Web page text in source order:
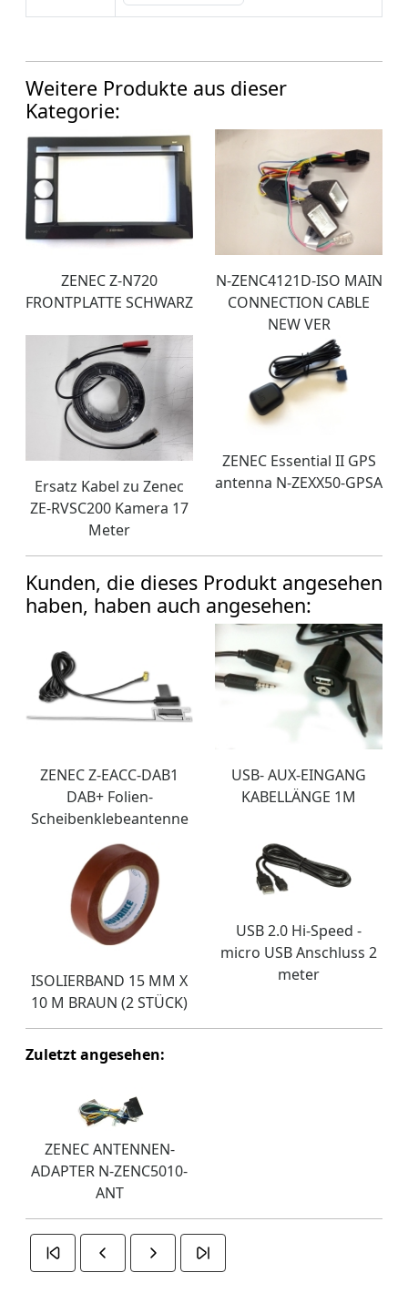
Weitere Produkte aus dieser
Kategorie:
ZENEC Z-N720
FRONTPLATTE SCHWARZ
N-ZENC4121D-ISO MAIN
CONNECTION CABLE
NEW VER
Ersatz Kabel zu Zenec
ZE-RVSC200 Kamera 17
Meter
ZENEC Essential II GPS
antenna N-ZEXX50-GPSA
Kunden, die dieses Produkt angesehen
haben, haben auch angesehen:
ZENEC Z-EACC-DAB1
DAB+ Folien-
Scheibenklebeantenne
USB- AUX-EINGANG
KABELLÄNGE 1M
ISOLIERBAND 15 MM X
10 M BRAUN (2 STÜCK)
USB 2.0 Hi-Speed -
micro USB Anschluss 2
meter
Zuletzt angesehen:
ZENEC ANTENNEN-
ADAPTER N-ZENC5010-
ANT